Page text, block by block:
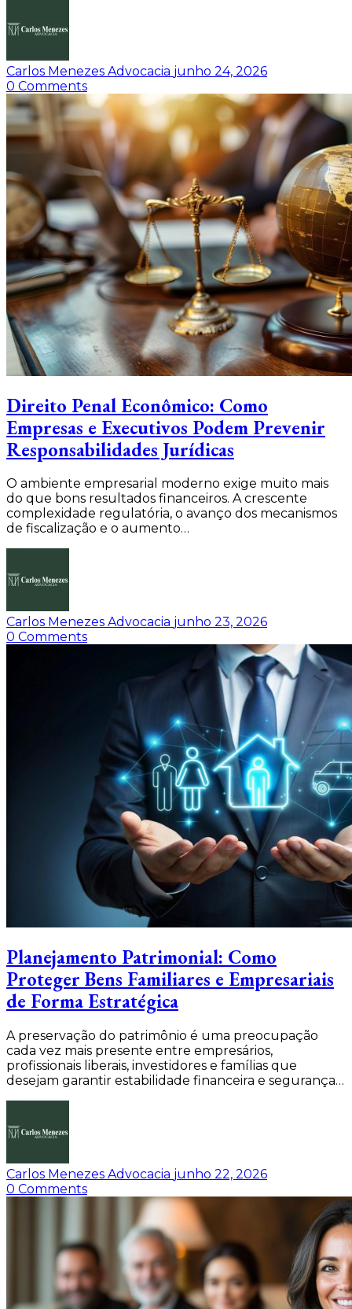
Carlos Menezes Advocacia junho 24, 2026
0 Comments
Direito Penal Econômico: Como
Empresas e Executivos Podem Prevenir
Responsabilidades Jurídicas
O ambiente empresarial moderno exige muito mais
do que bons resultados financeiros. A crescente
complexidade regulatória, o avanço dos mecanismos
de fiscalização e o aumento…
Carlos Menezes Advocacia junho 23, 2026
0 Comments
Planejamento Patrimonial: Como
Proteger Bens Familiares e Empresariais
de Forma Estratégica
A preservação do patrimônio é uma preocupação
cada vez mais presente entre empresários,
profissionais liberais, investidores e famílias que
desejam garantir estabilidade financeira e segurança…
Carlos Menezes Advocacia junho 22, 2026
0 Comments